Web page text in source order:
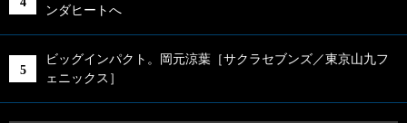
ンダヒートへ
ビッグインパクト。岡元涼葉［サクラセブンズ／東京山九フ
ェニックス］